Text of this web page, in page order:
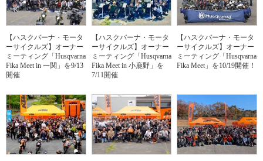
【ハスクバーナ・モータ
ーサイクルズ】オーナー
ミーティング「Husqvarna
Fika Meet in 一関」を9/13
開催
【ハスクバーナ・モータ
ーサイクルズ】オーナー
ミーティング「Husqvarna
Fika Meet in 小鹿野」を
7/11開催
【ハスクバーナ・モータ
ーサイクルズ】オーナー
ミーティング「Husqvarna
Fika Meet」を10/19開催！